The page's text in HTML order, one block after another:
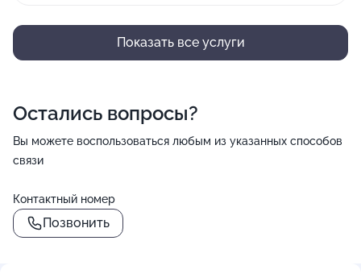
Показать все услуги
Остались вопросы?
Вы можете воспользоваться любым из указанных способов
связи
Контактный номер
Позвонить